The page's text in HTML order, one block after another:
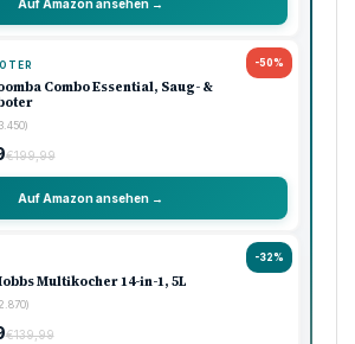
Auf Amazon ansehen →
-50%
Combo Essential, Saug- &
€199,99
Auf Amazon ansehen →
-32%
Multikocher 14-in-1, 5L
€139,99